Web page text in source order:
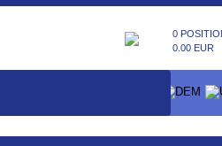
0
0.00 EUR